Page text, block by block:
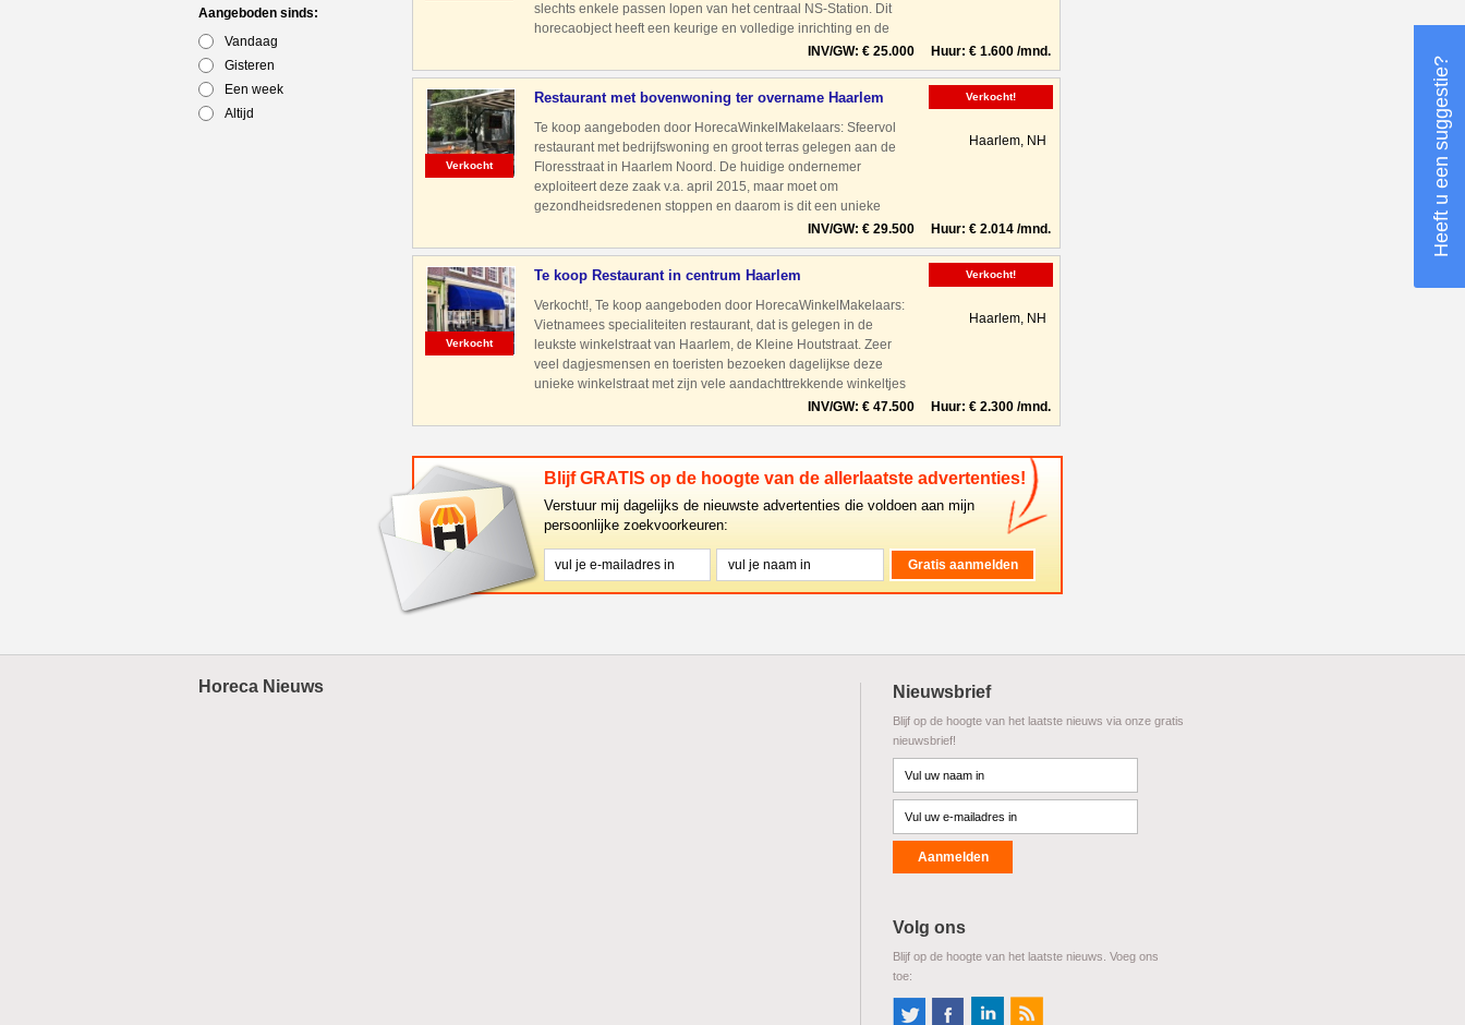
Aangeboden sinds:
Vandaag
Gisteren
Een week
Altijd
slechts enkele passen lopen van het centraal NS-Station. Dit
horecaobject heeft een keurige en volledige inrichting en de
apparatuur verkeert in een goede staat van onderhouINV/GW: € 25.000 Huur: € 1.600 /mnd.
Verkocht
Restaurant met bovenwoning ter overname Haarlem
Te koop aangeboden door HorecaWinkelMakelaars: Sfeervol
restaurant met bedrijfswoning en groot terras gelegen aan de
Floresstraat in Haarlem Noord. De huidige ondernemer
exploiteert deze zaak v.a. april 2015, maar moet om
gezondheidsredenen stoppen en daarom is dit een unieke
kans voor een starter en/of ondernemerskoppel om een kant en
klaar bedrij
Haarlem, NH
INV/GW: € 29.500 Huur: € 2.014 /mnd.
Verkocht!
Verkocht
Te koop Restaurant in centrum Haarlem
Verkocht!, Te koop aangeboden door HorecaWinkelMakelaars:
Vietnamees specialiteiten restaurant, dat is gelegen in de
leukste winkelstraat van Haarlem, de Kleine Houtstraat. Zeer
veel dagjesmensen en toeristen bezoeken dagelijkse deze
unieke winkelstraat met zijn vele aandachttrekkende winkeltjes
en horecazaken. Ook met auto prima bereikbaar dankzij
Haarlem, NH
INV/GW: € 47.500 Huur: € 2.300 /mnd.
Verkocht!
Blijf GRATIS op de hoogte van de allerlaatste advertenties!
Verstuur mij dagelijks de nieuwste advertenties die voldoen aan mijn
persoonlijke zoekvoorkeuren:
Horeca Nieuws Nieuwsbrief
Blijf op de hoogte van het laatste nieuws via onze gratis
nieuwsbrief!
Volg ons
Blijf op de hoogte van het laatste nieuws. Voeg ons
toe:
Heeft u een suggestie?